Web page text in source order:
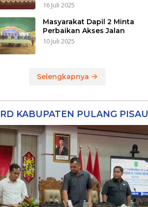
16 Juli 2025
Masyarakat Dapil 2 Minta
Perbaikan Akses Jalan
10 Juli 2025
Selengkapnya
KABUPATEN PULANG PISAU